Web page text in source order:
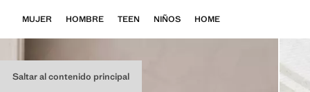
Saltar al contenido principal
MUJER HOMBRE TEEN NIÑOS HOME